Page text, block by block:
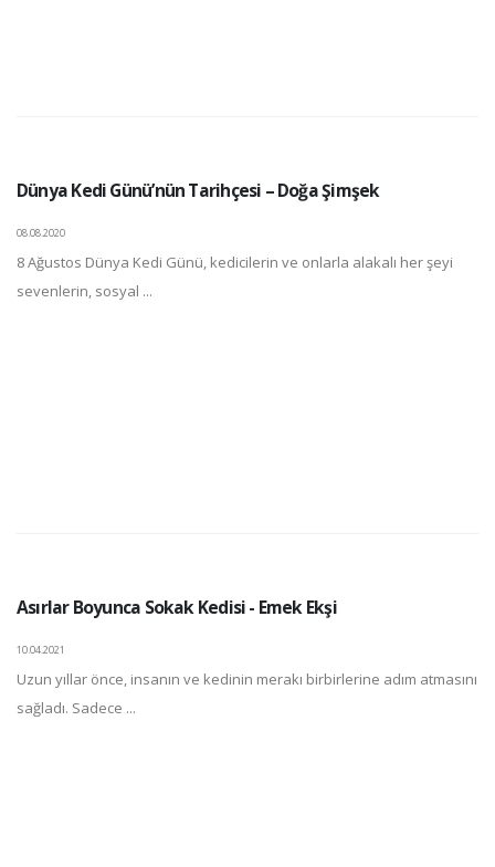
Dünya Kedi Günü’nün Tarihçesi – Doğa Şimşek
08.08.2020
8 Ağustos Dünya Kedi Günü, kedicilerin ve onlarla alakalı her şeyi
sevenlerin, sosyal ...
Asırlar Boyunca Sokak Kedisi - Emek Ekşi
10.04.2021
Uzun yıllar önce, insanın ve kedinin merakı birbirlerine adım atmasını
sağladı. Sadece ...